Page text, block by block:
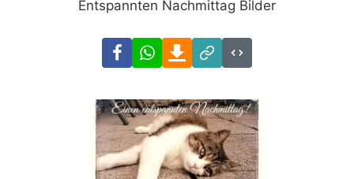
Entspannten Nachmittag Bilder
FacebookWhatsAppDownload
Link
Code